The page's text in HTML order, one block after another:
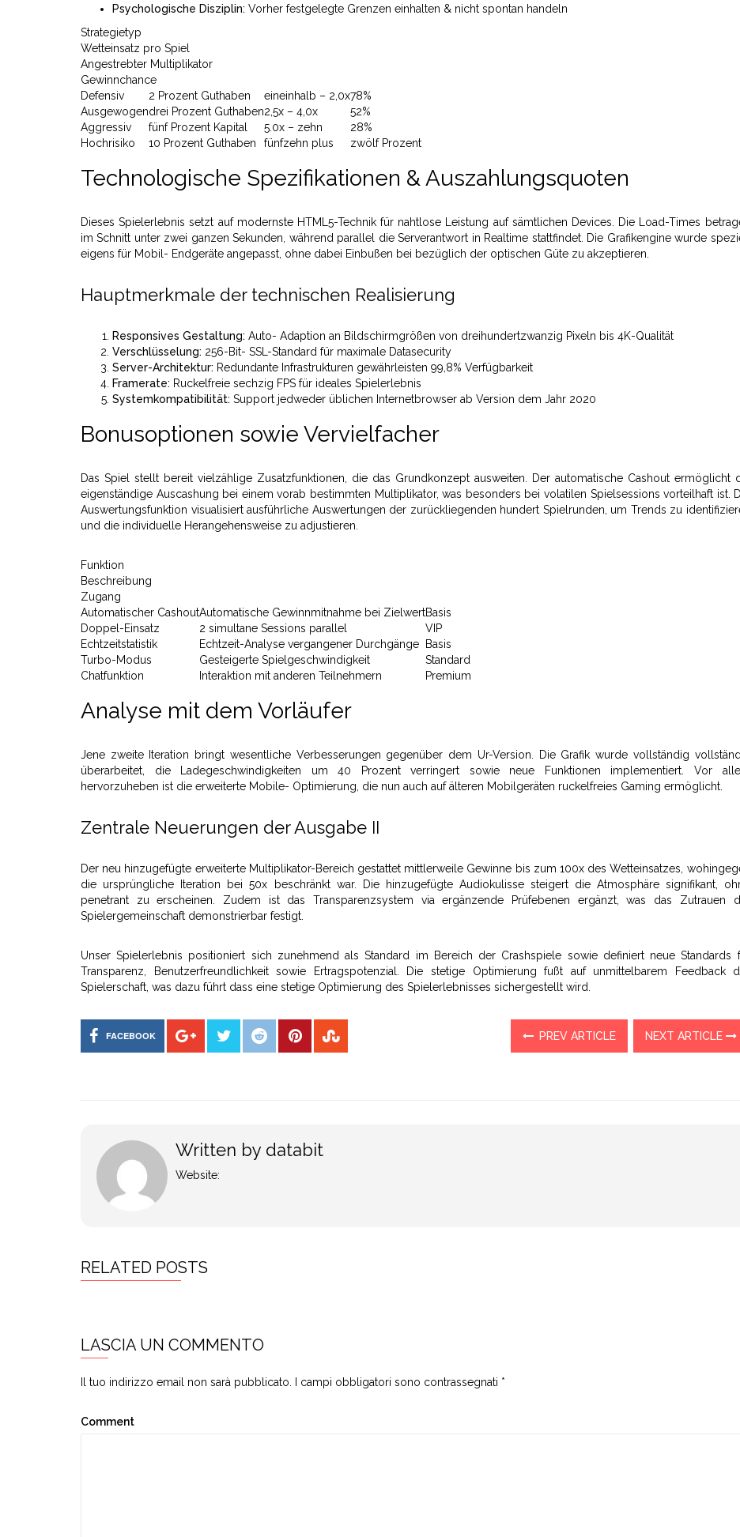
Psychologische Disziplin: Vorher festgelegte Grenzen einhalten & nicht spontan handeln
Strategietyp
Wetteinsatz pro Spiel
Angestrebter Multiplikator
Gewinnchance
Defensiv
2 Prozent Guthaben eineinhalb – 2,0x78%
Ausgewogendrei Prozent Guthaben2,5x – 4,0x
52%
Aggressiv
fünf Prozent Kapital 5.0x – zehn
28%
Hochrisiko
10 Prozent Guthaben fünfzehn plus zwölf Prozent
Technologische Spezifikationen & Auszahlungsquoten
Dieses Spielerlebnis setzt auf modernste HTML5-Technik für nahtlose Leistung auf sämtlichen Devices. Die Load-Times
im Schnitt unter zwei ganzen Sekunden, während parallel die Serverantwort in Realtime stattfindet. Die Grafikengine wurde
eigens für Mobil- Endgeräte angepasst, ohne dabei Einbußen bei bezüglich der optischen Güte zu akzeptieren.
Hauptmerkmale der technischen Realisierung
Responsives Gestaltung: Auto- Adaption an Bildschirmgrößen von dreihundertzwanzig Pixeln bis 4K-Qualität
Verschlüsselung: 256-Bit- SSL-Standard für maximale Datasecurity
Server-Architektur: Redundante Infrastrukturen gewährleisten 99,8% Verfügbarkeit
Framerate: Ruckelfreie sechzig FPS für ideales Spielerlebnis
Systemkompatibilität: Support jedweder üblichen Internetbrowser ab Version dem Jahr 2020
Bonusoptionen sowie Vervielfacher
Das Spiel stellt bereit vielzählige Zusatzfunktionen, die das Grundkonzept ausweiten. Der automatische Cashout ermöglicht
eigenständige Auscashung bei einem vorab bestimmten Multiplikator, was besonders bei volatilen Spielsessions vorteilhaft ist.
Auswertungsfunktion visualisiert ausführliche Auswertungen der zurückliegenden hundert Spielrunden, um Trends zu
und die individuelle Herangehensweise zu adjustieren.
Funktion
Beschreibung
Zugang
Automatischer CashoutAutomatische Gewinnmitnahme bei ZielwertBasis
Doppel-Einsatz
2 simultane Sessions parallel
VIP
Echtzeitstatistik
Echtzeit-Analyse vergangener Durchgänge
Basis
Turbo-Modus
Gesteigerte Spielgeschwindigkeit
Standard
Chatfunktion
Interaktion mit anderen Teilnehmern Premium
Analyse mit dem Vorläufer
Jene zweite Iteration bringt wesentliche Verbesserungen gegenüber dem Ur-Version. Die Grafik wurde vollständig
überarbeitet, die Ladegeschwindigkeiten um 40 Prozent verringert sowie neue Funktionen implementiert. Vor
hervorzuheben ist die erweiterte Mobile- Optimierung, die nun auch auf älteren Mobilgeräten ruckelfreies Gaming ermöglicht.
Zentrale Neuerungen der Ausgabe II
Der neu hinzugefügte erweiterte Multiplikator-Bereich gestattet mittlerweile Gewinne bis zum 100x des Wetteinsatzes,
die ursprüngliche Iteration bei 50x beschränkt war. Die hinzugefügte Audiokulisse steigert die Atmosphäre signifikant,
penetrant zu erscheinen. Zudem ist das Transparenzsystem via ergänzende Prüfebenen ergänzt, was das Zutrauen
Spielergemeinschaft demonstrierbar festigt.
Unser Spielerlebnis positioniert sich zunehmend als Standard im Bereich der Crashspiele sowie definiert neue Standards
Transparenz, Benutzerfreundlichkeit sowie Ertragspotenzial. Die stetige Optimierung fußt auf unmittelbarem Feedback
Spielerschaft, was dazu führt dass eine stetige Optimierung des Spielerlebnisses sichergestellt wird.
FACEBOOK PREV ARTICLE NEXT ARTICLE
Written by databit
Website:
RELATED POSTS
LASCIA UN COMMENTO
Il tuo indirizzo email non sarà pubblicato. I campi obbligatori sono contrassegnati *
Comment